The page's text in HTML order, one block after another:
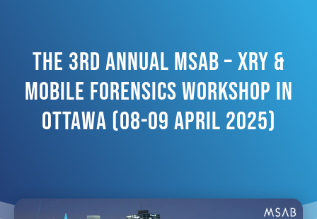
The 3rd Annual MSAB – XRY &
Mobile Forensics Workshop In
Ottawa (08-09 April 2025)